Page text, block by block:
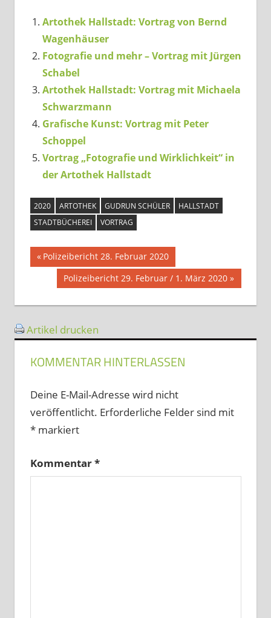
Artothek Hallstadt: Vortrag von Bernd
Wagenhäuser
Fotografie und mehr – Vortrag mit Jürgen
Schabel
Artothek Hallstadt: Vortrag mit Michaela
Schwarzmann
Grafische Kunst: Vortrag mit Peter
Schoppel
Vortrag „Fotografie und Wirklichkeit“ in
der Artothek Hallstadt
2020 ARTOTHEK GUDRUN SCHÜLER
HALLSTADT
STADTBÜCHEREI
VORTRAG
Beitragsnavigation
Vorheriger
Beitrag:
Polizeibericht 28. Februar 2020
Nächster
Beitrag:
Polizeibericht 29. Februar / 1. März 2020
Artikel drucken
KOMMENTAR HINTERLASSEN
Deine E-Mail-Adresse wird nicht
veröffentlicht. Erforderliche Felder sind mit
*markiert
Kommentar*